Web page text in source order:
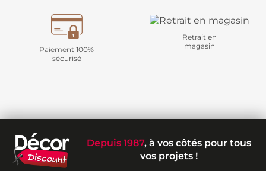
Paiement 100%
sécurisé
Retrait en
magasin
Depuis 1987, à vos côtés pour tous
vos projets !